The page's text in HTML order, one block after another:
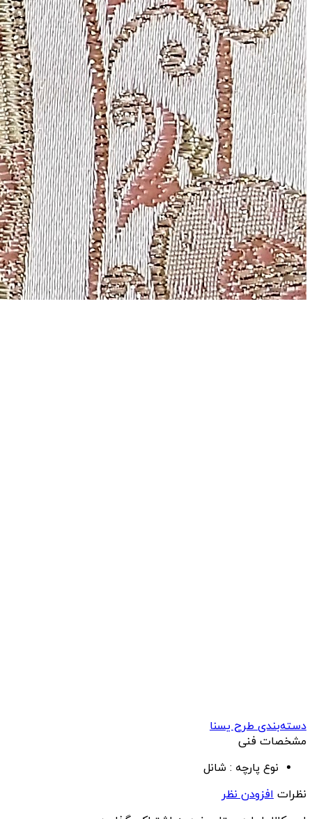
دسته‌بندی طرح یسنا
مشخصات فنی
نوع پارچه : شانل
نظرات افزودن نظر